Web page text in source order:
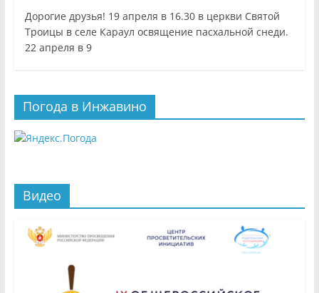
Дорогие друзья! 19 апреля в 16.30 в церкви Святой
Троицы в селе Караул освящение пасхальной снеди.
22 апреля в 9
Погода в Инжавино
Видео